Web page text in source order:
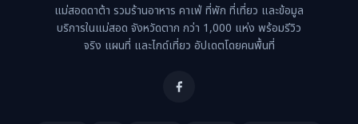
แม่สอดดาต้า รวมร้านอาหาร คาเฟ่ ที่พัก ที่เที่ยว และข้อมูล
บริการในแม่สอด จังหวัดตาก กว่า 1,000 แห่ง พร้อมรีวิว
จริง แผนที่ และไกด์เที่ยว อัปเดตโดยคนพื้นที่